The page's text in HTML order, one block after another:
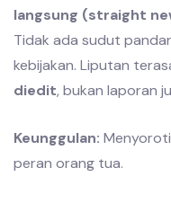
langsung (straight
Tidak ada sudut
kebijakan. Liputan
diedit, bukan laporan
Keunggulan:
peran orang tua.